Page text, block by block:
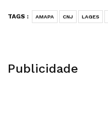
TAGS : AMAPA CNJ LAGES
Publicidade